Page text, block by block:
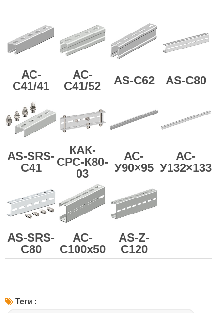
АС-
С41/41
АС-
С41/52
AS-C62 AS-C80
AS-SRS-
C41
КАК-
СРС-К80-
03
АС-
У90×95
АС-
У132×133
AS-SRS-
C80
АС-
С100x50
AS-Z-
C120
Теги :